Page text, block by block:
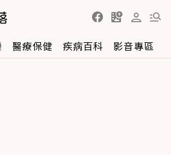
醫療保健 疾病百科 影音專區